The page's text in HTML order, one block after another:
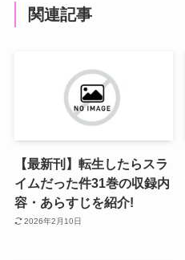
関連記事
【最新刊】転生したらスラ
イムだった件31巻の収録内
容・あらすじを紹介!
2026年2月10日